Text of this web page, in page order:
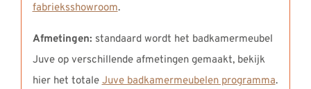
fabrieksshowroom.
Afmetingen: standaard wordt het badkamermeubel
Juve op verschillende afmetingen gemaakt, bekijk
hier het totale Juve badkamermeubelen programma.